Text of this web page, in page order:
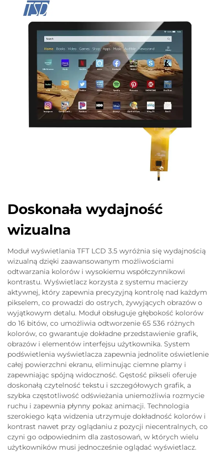
Doskonała wydajność
wizualna
Moduł wyświetlania TFT LCD 3.5 wyróżnia się wydajnością
wizualną dzięki zaawansowanym możliwościami
odtwarzania kolorów i wysokiemu współczynnikowi
kontrastu. Wyświetlacz korzysta z systemu macierzy
aktywnej, który zapewnia precyzyjną kontrolę nad każdym
pikselem, co prowadzi do ostrych, żywyjących obrazów o
wyjątkowym detalu. Moduł obsługuje głębokość kolorów
do 16 bitów, co umożliwia odtworzenie 65 536 różnych
kolorów, co gwarantuje dokładne przedstawienie grafik,
obrazów i elementów interfejsu użytkownika. System
podświetlenia wyświetlacza zapewnia jednolite oświetlenie
całej powierzchni ekranu, eliminując ciemne plamy i
zapewniając spójną widoczność. Gęstość pikseli oferuje
doskonałą czytelność tekstu i szczegółowych grafik, a
szybka częstotliwość odświeżania uniemożliwia rozmycie
ruchu i zapewnia płynny pokaz animacji. Technologia
szerokiego kąta widzenia utrzymuje dokładność kolorów i
kontrast nawet przy oglądaniu z pozycji niecentralnych, co
czyni go odpowiednim dla zastosowań, w których wielu
użytkowników musi jednocześnie oglądać wyświetlacz.